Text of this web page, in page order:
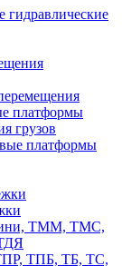
гидравлические
платформы
грузов
платформы
ТММ, ТМС,
ТПБ, ТБ, ТС,